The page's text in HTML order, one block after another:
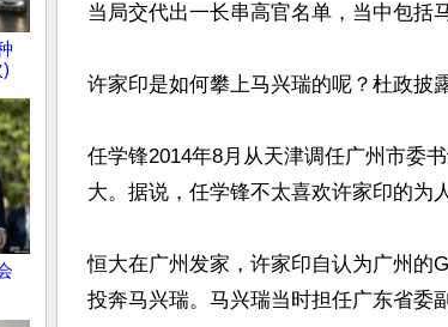
)
当局交代出一长串高官名单，当中包括
许家印是如何攀上马兴瑞的呢？杜政披
任学锋2014年8月从天津调任广州市委
大。据说，任学锋不太喜欢许家印的为人
恒大在广州发家，许家印自认为广州的
投奔马兴瑞。马兴瑞当时担任广东省委